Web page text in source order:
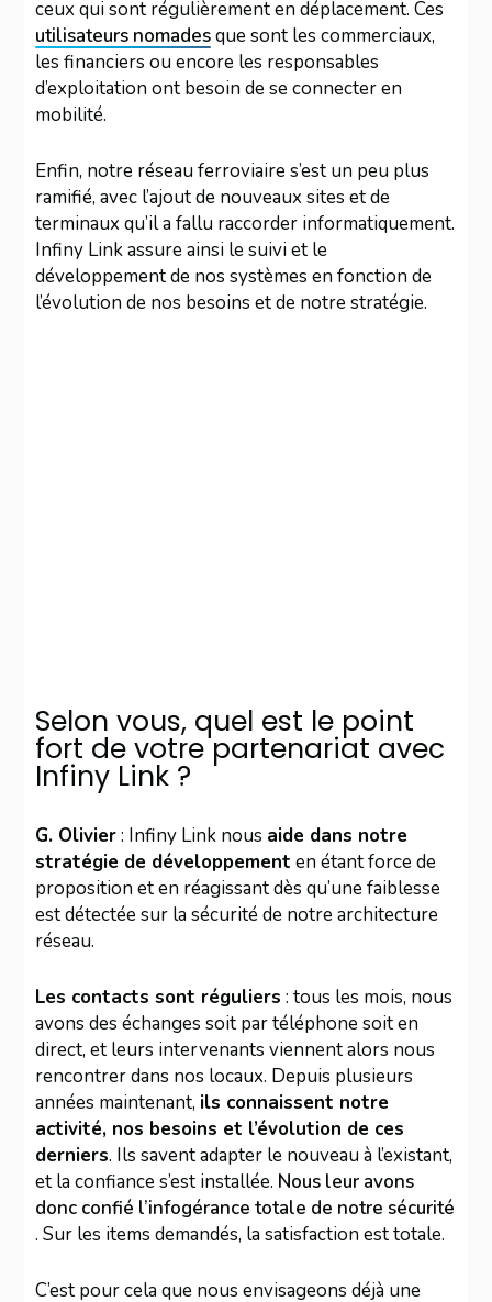
ceux qui sont régulièrement en déplacement. Ces
utilisateurs nomadesque sont les commerciaux,
les financiers ou encore les responsables
d’exploitation ont besoin de se connecter en
mobilité.
Enfin, notre réseau ferroviaire s’est un peu plus
ramifié, avec l’ajout de nouveaux sites et de
terminaux qu’il a fallu raccorder informatiquement.
Infiny Link assure ainsi le suivi et le
développement de nos systèmes en fonction de
l’évolution de nos besoins et de notre stratégie.
Selon vous, quel est le point
fort de votre partenariat avec
Infiny Link ?
G. Olivier: Infiny Link nous aide dans notre
stratégie de développement en étant force de
proposition et en réagissant dès qu’une faiblesse
est détectée sur la sécurité de notre architecture
réseau.
Les contacts sont réguliers : tous les mois, nous
avons des échanges soit par téléphone soit en
direct, et leurs intervenants viennent alors nous
rencontrer dans nos locaux. Depuis plusieurs
années maintenant, ils connaissent notre
activité, nos besoins et l’évolution de ces
derniers. Ils savent adapter le nouveau à l’existant,
et la confiance s’est installée. Nous leur avons
donc confié l’infogérance totale de notre sécurité
. Sur les items demandés, la satisfaction est totale.
C’est pour cela que nous envisageons déjà une